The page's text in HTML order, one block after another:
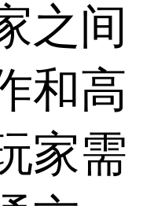
之间
和高
家需